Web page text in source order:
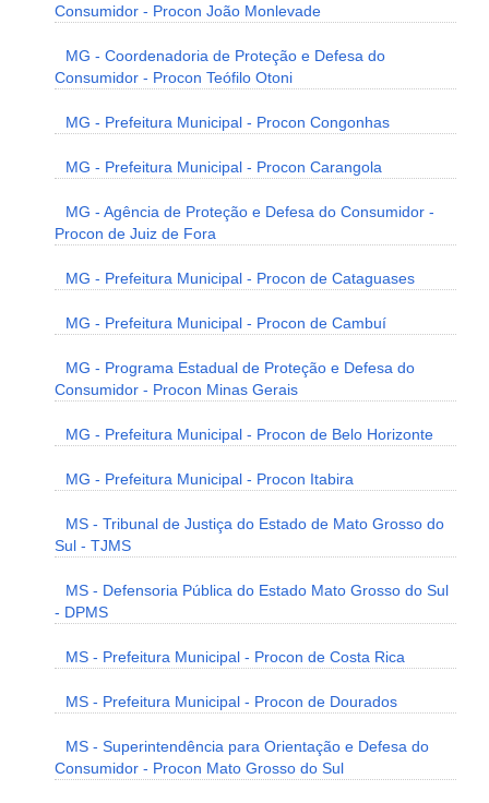
Consumidor - Procon João Monlevade
MG - Coordenadoria de Proteção e Defesa do
Consumidor - Procon Teófilo Otoni
MG - Prefeitura Municipal - Procon Congonhas
MG - Prefeitura Municipal - Procon Carangola
MG - Agência de Proteção e Defesa do Consumidor -
Procon de Juiz de Fora
MG - Prefeitura Municipal - Procon de Cataguases
MG - Prefeitura Municipal - Procon de Cambuí
MG - Programa Estadual de Proteção e Defesa do
Consumidor - Procon Minas Gerais
MG - Prefeitura Municipal - Procon de Belo Horizonte
MG - Prefeitura Municipal - Procon Itabira
MS - Tribunal de Justiça do Estado de Mato Grosso do
Sul - TJMS
MS - Defensoria Pública do Estado Mato Grosso do Sul
- DPMS
MS - Prefeitura Municipal - Procon de Costa Rica
MS - Prefeitura Municipal - Procon de Dourados
MS - Superintendência para Orientação e Defesa do
Consumidor - Procon Mato Grosso do Sul